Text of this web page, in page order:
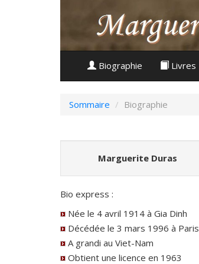
Biographie Livres
Sommaire Biographie
Marguerite Duras
Bio express :
Née le 4 avril 1914 à Gia Dinh
Décédée le 3 mars 1996 à Paris
A grandi au Viet-Nam
Obtient une licence en 1963